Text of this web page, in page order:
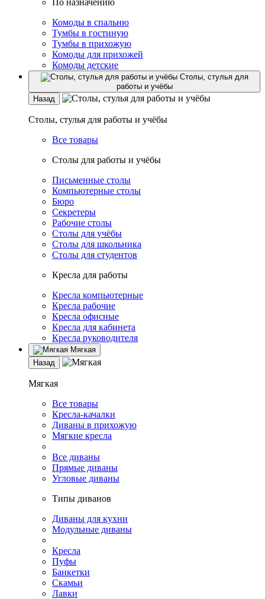
По назначению
Комоды в спальню
Тумбы в гостиную
Тумбы в прихожую
Комоды для прихожей
Комоды детские
Столы, стулья для
работы и учёбы
Назад
Столы, стулья для работы и учёбы
Все товары
Столы для работы и учёбы
Письменные столы
Компьютерные столы
Бюро
Секретеры
Рабочие столы
Столы для учёбы
Столы для школьника
Столы для студентов
Кресла для работы
Кресла компьютерные
Кресла рабочие
Кресла офисные
Кресла для кабинета
Кресла руководителя
Мягкая
Назад
Мягкая
Все товары
Кресла-качалки
Диваны в прихожую
Мягкие кресла
Все диваны
Прямые диваны
Угловые диваны
Типы диванов
Диваны для кухни
Модульные диваны
Кресла
Пуфы
Банкетки
Скамьи
Лавки